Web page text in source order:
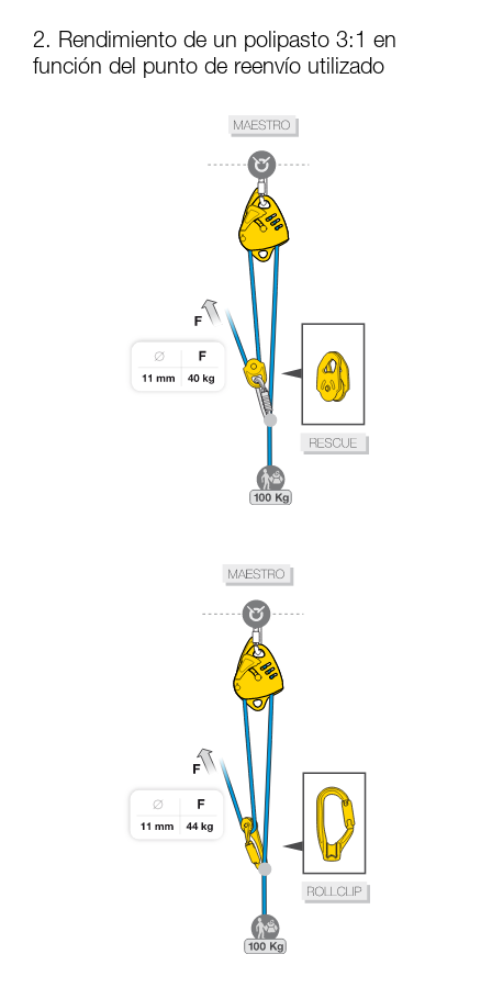
2. Rendimiento de un polipasto 3:1 en
función del punto de reenvío utilizado